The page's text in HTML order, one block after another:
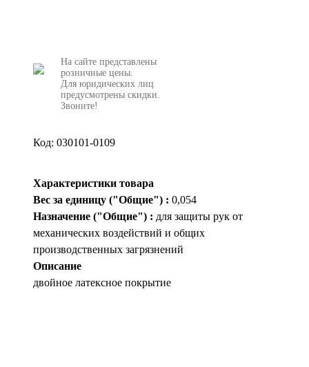
На сайте представлены
розничные цены.
Для юридических лиц
предусмотрены скидки.
Звоните!
Код: 030101-0109
Характеристики товара
Вес за единицу ("Общие") : 0,054
Назначение ("Общие") : для защиты рук от
механических воздействий и общих
производственных загрязнений
Описание
двойное латексное покрытие